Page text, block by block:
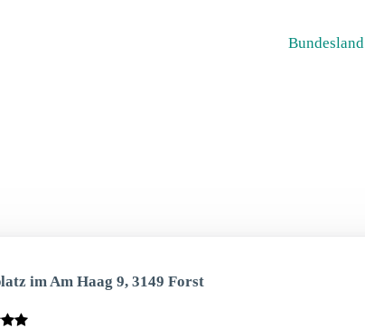
Bundesland
im Am Haag 9, 3149 Forst